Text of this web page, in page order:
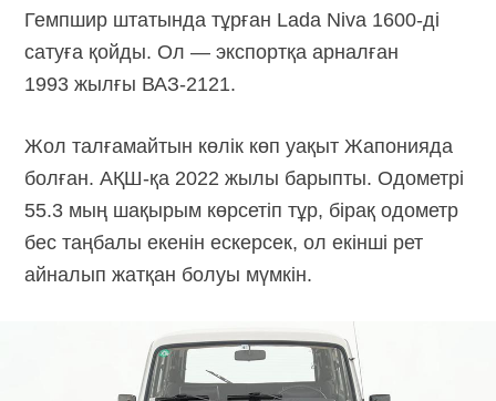
Гемпшир штатында тұрған Lada Niva 1600-ді
сатуға қойды. Ол — экспортқа арналған
1993 жылғы ВАЗ-2121.
Жол талғамайтын көлік көп уақыт Жапонияда
болған.АҚШ-қа 2022 жылы барыпты. Одометрі
55.3 мың шақырым көрсетіп тұр, бірақ одометр
бес таңбалы екенін ескерсек, ол екінші рет
айналып жатқан болуы мүмкін.